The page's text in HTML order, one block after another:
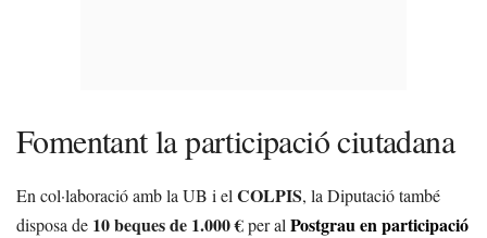
Fomentant la participació ciutadana
En col·laboració amb la UB i el COLPIS, la Diputació també
disposa de 10 beques de 1.000 €per al Postgrau en participació